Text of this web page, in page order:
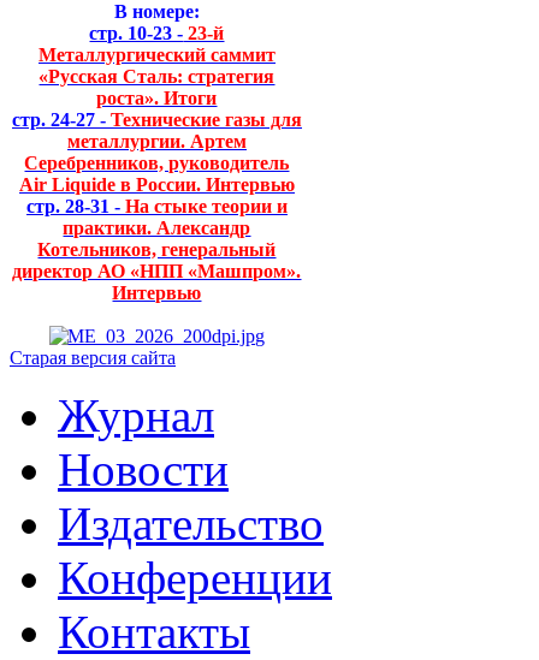
В номере:
стр. 10-23 - 23-й
Металлургический саммит
«Русская Сталь: стратегия
роста». Итоги
стр. 24-27 - Технические газы для
металлургии. Артем
Серебренников, руководитель
Air Liquide в России. Интервью
стр. 28-31 - На стыке теории и
практики. Александр
Котельников, генеральный
директор АО «НПП «Машпром».
Интервью
Старая версия сайта
Журнал
Новости
Издательство
Конференции
Контакты